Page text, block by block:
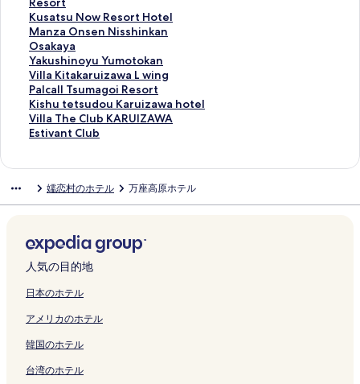
o
r
t
K
a
r
u
i
z
y
G
の
ペ
ー
を
く
リ
ン
a
t
s
u
R
e
s
o
r
ー
ジ
く
リ
ン
ク
a
K
a
r
u
i
z
a
w
ー
ジ
く
リ
ン
ク
を
開
く
リ
ン
ク
a
G
o
l
d
e
n
F
o
H
e
l
の
ペ
ジ
開
く
リ
L
K
U
S
A
T
S
U
Y
A
の
ペ
ー
ジ
開
リ
ン
ク
J
u
r
a
k
u
の
ペ
ー
く
リ
r
i
n
c
e
H
o
t
e
ー
ジ
く
リ
ン
ク
n
c
e
H
o
t
e
l
の
を
開
ン
ク
u
i
z
a
w
a
K
O
G
O
T
の
ペ
ー
ジ
開
リ
ン
ク
a
w
a
S
h
i
c
h
i
s
o
t
l
ペ
ジ
を
開
2
n
d
l
i
v
i
n
g
k
u
i
a
a
o
r
e
i
n
a
F
u
j
i
w
a
ペ
ー
開
く
リ
ン
n
e
K
i
t
a
k
a
r
w
o
r
s
3
ペ
ー
ジ
r
u
i
z
a
w
a
C
l
t
K
a
u
z
w
a
1
Kusatsu Now Resort Hotel
K
u
s
a
t
s
u
N
o
o
H
o
e
の
ー
ジ
を
Manza Onsen Nisshinkan
M
a
n
z
a
O
n
s
s
i
n
a
の
ー
ジ
を
Osakaya
O
s
a
k
a
y
a
ジ
を
リ
ン
ク
Yakushinoyu Yumotokan
Y
a
k
u
s
h
u
m
o
o
a
の
ペ
ー
Villa Kitakaruizawa L wing
V
i
l
l
a
k
u
i
a
a
w
i
n
Palcall Tsumagoi Resort
P
a
l
c
s
a
g
i
e
o
r
t
Kishu tetsudou Karuizawa hotel
K
i
s
t
d
o
K
r
i
z
a
Villa The Club KARUIZAWA
V
i
h
l
u
K
R
I
Z
A
Estivant Club
E
a
C
l
b
ペ
ジ
を
開
嬬恋村のホテル 万座高原ホテル
人気の目的地
日本のホテル
アメリカのホテル
韓国のホテル
台湾のホテル